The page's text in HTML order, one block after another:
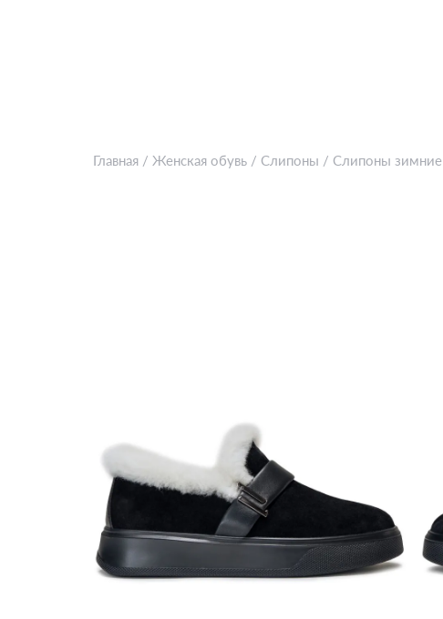
Главная / Женская обувь / Слипоны / Слипоны зимние